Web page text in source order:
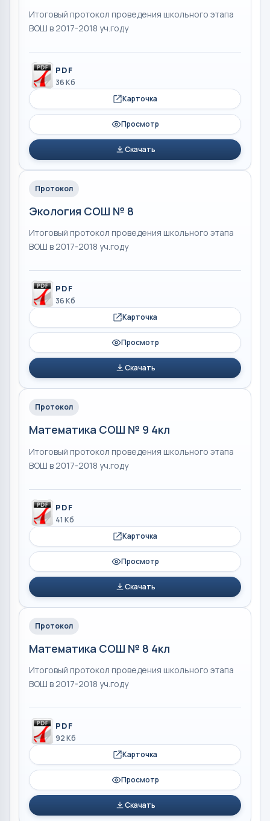
Итоговый протокол проведения школьного этапа
ВОШ в 2017-2018 уч.году
PDF
36 Кб
Карточка
Просмотр
Скачать
Протокол
Экология СОШ № 8
Итоговый протокол проведения школьного этапа
ВОШ в 2017-2018 уч.году
PDF
36 Кб
Карточка
Просмотр
Скачать
Протокол
Математика СОШ № 9 4кл
Итоговый протокол проведения школьного этапа
ВОШ в 2017-2018 уч.году
PDF
41 Кб
Карточка
Просмотр
Скачать
Протокол
Математика СОШ № 8 4кл
Итоговый протокол проведения школьного этапа
ВОШ в 2017-2018 уч.году
PDF
92 Кб
Карточка
Просмотр
Скачать